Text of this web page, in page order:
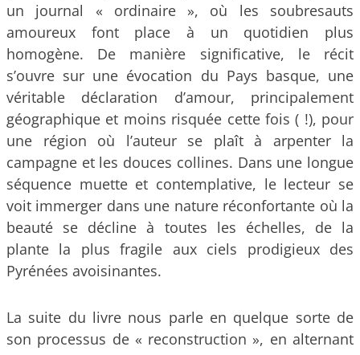
un journal « ordinaire », où les soubresauts
amoureux font place à un quotidien plus
homogène. De manière significative, le récit
s’ouvre sur une évocation du Pays basque, une
véritable déclaration d’amour, principalement
géographique et moins risquée cette fois ( !), pour
une région où l’auteur se plaît à arpenter la
campagne et les douces collines. Dans une longue
séquence muette et contemplative, le lecteur se
voit immerger dans une nature réconfortante où la
beauté se décline à toutes les échelles, de la
plante la plus fragile aux ciels prodigieux des
Pyrénées avoisinantes.
La suite du livre nous parle en quelque sorte de
son processus de « reconstruction », en alternant